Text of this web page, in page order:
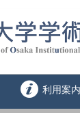
利用案内